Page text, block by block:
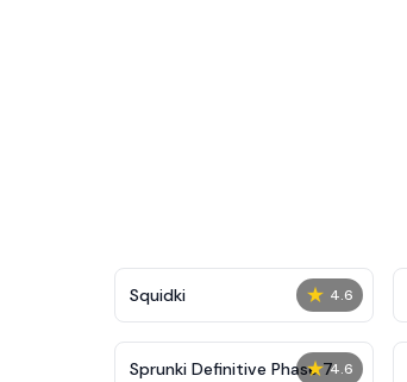
★ 4.6
Squidki
★ 4.6
Sprunki Definitive Phase 7